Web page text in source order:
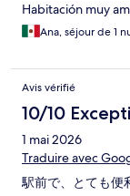
Habitación muy
Ana, séjour de 1
Avis vérifié
10/10
1 mai 2026
Traduire avec
駅前で、とても便